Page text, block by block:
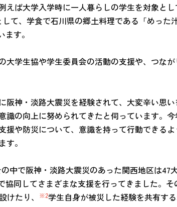
ば大学入学時に一人暮らしの学生を対象と
て、学食で石川県の郷土料理である「めった
す。
学生協や学生委員会の活動の支援や、つな
神・淡路大震災を経験されて、大変辛い思
の向上に努められてきたと伺っています。今
や防災について、意識を持って行動できる
。
中で阪神・淡路大震災のあった関西地区は47
協同してさまざまな支援を行ってきました。
けたり、 ※2学生自身が被災した経験を共有す